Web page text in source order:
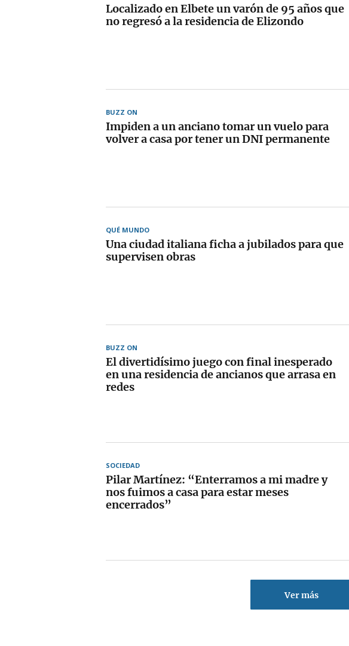
Localizado en Elbete un varón de 95 años que
no regresó a la residencia de Elizondo
BUZZ ON
Impiden a un anciano tomar un vuelo para
volver a casa por tener un DNI permanente
QUÉ MUNDO
Una ciudad italiana ficha a jubilados para que
supervisen obras
BUZZ ON
El divertidísimo juego con final inesperado
en una residencia de ancianos que arrasa en
redes
SOCIEDAD
Pilar Martínez: “Enterramos a mi madre y
nos fuimos a casa para estar meses
encerrados”
Ver más